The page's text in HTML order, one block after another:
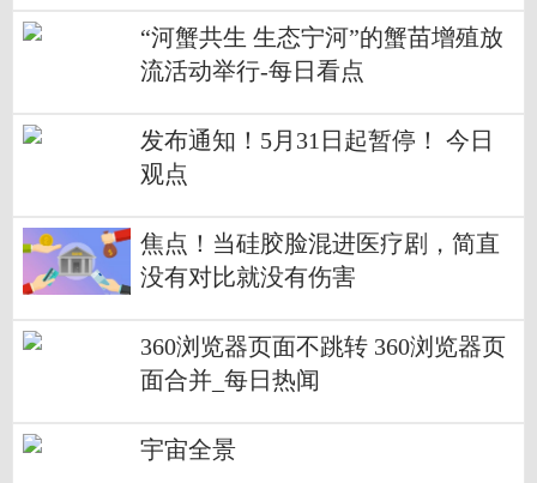
“河蟹共生 生态宁河”的蟹苗增殖放
流活动举行-每日看点
发布通知！5月31日起暂停！ 今日
观点
焦点！当硅胶脸混进医疗剧，简直
没有对比就没有伤害
360浏览器页面不跳转 360浏览器页
面合并_每日热闻
宇宙全景